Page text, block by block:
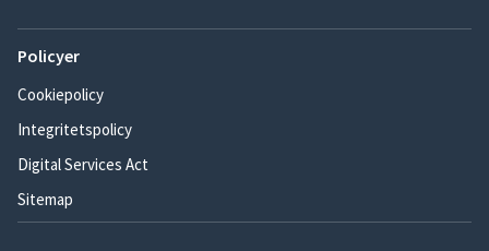
Policyer
Cookiepolicy
Integritetspolicy
Digital Services Act
Sitemap